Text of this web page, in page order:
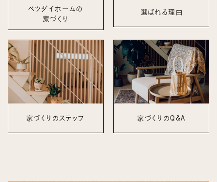
ベツダイホームの
家づくり
選ばれる理由
家づくりのステップ 家づくりのQ&A